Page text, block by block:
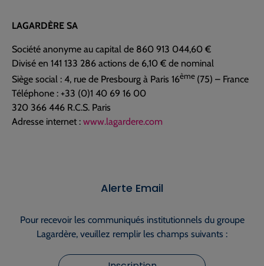
LAGARDÈRE SA
Société anonyme au capital de 860 913 044,60 €
Divisé en 141 133 286 actions de 6,10 € de nominal
Siège social : 4, rue de Presbourg à Paris 16ème (75) – France
Téléphone : +33 (0)1 40 69 16 00
320 366 446 R.C.S. Paris
Adresse internet : www.lagardere.com
Alerte Email
Pour recevoir les communiqués institutionnels du groupe
Lagardère, veuillez remplir les champs suivants :